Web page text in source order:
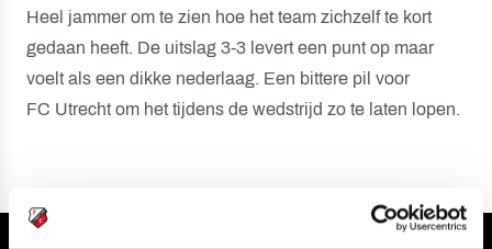
Heel jammer om te zien hoe het team zichzelf te kort
gedaan heeft. De uitslag 3-3 levert een punt op maar
voelt als een dikke nederlaag. Een bittere pil voor
FC Utrecht om het tijdens de wedstrijd zo te laten lopen.